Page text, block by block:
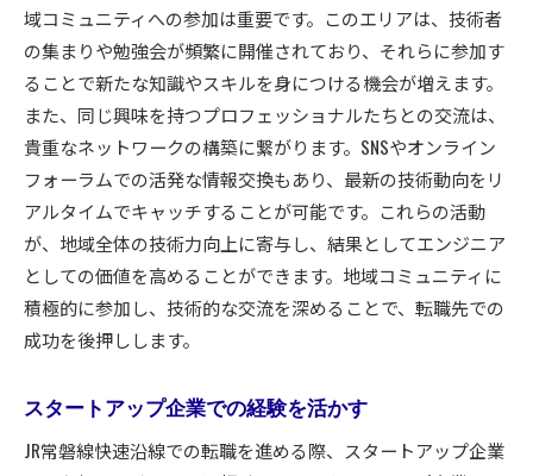
域コミュニティへの参加は重要です。このエリアは、技術者
の集まりや勉強会が頻繁に開催されており、それらに参加す
ることで新たな知識やスキルを身につける機会が増えます。
また、同じ興味を持つプロフェッショナルたちとの交流は、
貴重なネットワークの構築に繋がります。SNSやオンライン
フォーラムでの活発な情報交換もあり、最新の技術動向をリ
アルタイムでキャッチすることが可能です。これらの活動
が、地域全体の技術力向上に寄与し、結果としてエンジニア
としての価値を高めることができます。地域コミュニティに
積極的に参加し、技術的な交流を深めることで、転職先での
成功を後押しします。
スタートアップ企業での経験を活かす
JR常磐線快速沿線での転職を進める際、スタートアップ企業